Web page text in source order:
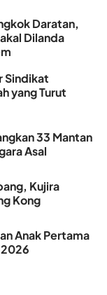
Daratan,
Dilanda
Sindikat
yang Turut
33 Mantan
Asal
Kujira
Kong
Anak Pertama